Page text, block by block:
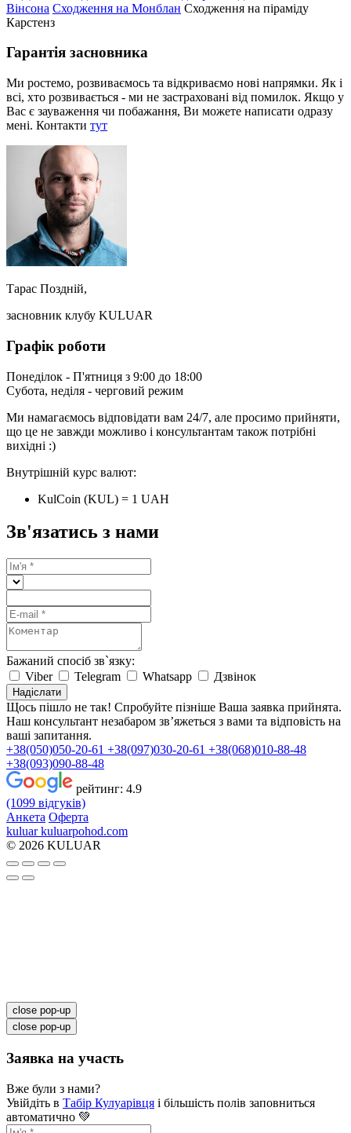
Вінсона Сходження на Монблан Сходження на піраміду
Карстенз
Гарантія засновника
Ми ростемо, розвиваємось та відкриваємо нові напрямки. Як і
всі, хто розвивається - ми не застраховані від помилок. Якщо у
Вас є зауваження чи побажання, Ви можете написати одразу
мені. Контакти тут
Тарас Поздній,
засновник клубу KULUAR
Графік роботи
Понеділок - П'ятниця з 9:00 до 18:00
Субота, неділя - черговий режим
Ми намагаємось відповідати вам 24/7, але просимо прийняти,
що це не завжди можливо і консультантам також потрібні
вихідні :)
Внутрішній курс валют:
KulCoin (KUL) = 1 UAH
Зв'язатись з нами
Бажаний спосіб зв`язку:
Viber
Telegram Whatsapp Дзвінок
Надіслати
Щось пішло не так! Спробуйте пізніше Ваша заявка прийнята.
Наш консультант незабаром зв’яжеться з вами та відповість на
ваші запитання.
+38(050)050-20-61 +38(097)030-20-61 +38(068)010-88-48
+38(093)090-88-48
рейтинг: 4.9
(1099 відгуків)
Анкета Оферта
kuluar kuluarpohod.com
© 2026 KULUAR
close pop-up
close pop-up
Заявка на участь
Вже були з нами?
Увійдіть в Табір Кулуарівця і більшість полів заповниться
автоматично 💚